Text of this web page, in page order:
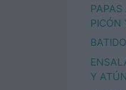
PICÓN
Y